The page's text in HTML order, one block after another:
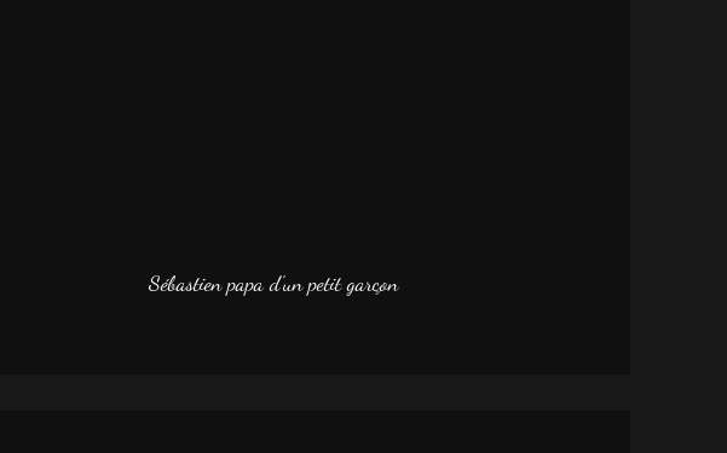
Sébastien papa d'un petit garçon